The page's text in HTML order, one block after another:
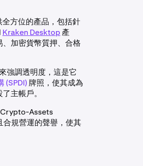
方位的產品，包括針
Kraken Desktop 產
加密貨幣質押、合格
來強調透明度，這是它
(SPDI) 牌照，使其成為
主帳戶。
Crypto-Assets
規營運的聲譽，使其